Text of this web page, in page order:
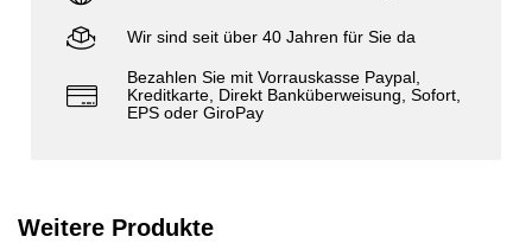
Wir sind seit über 40 Jahren für Sie da
Bezahlen Sie mit Vorrauskasse Paypal,
Kreditkarte, Direkt Banküberweisung, Sofort,
EPS oder GiroPay
Weitere Produkte